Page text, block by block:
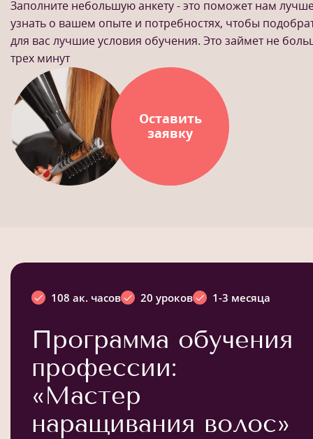
Заполните небольшую анкету - это поможет нам
узнать о вашем опыте и потребностях, чтобы
для вас лучшие условия обучения. Это займет не
трех минут
Оставить
заявку
108 ак. часов 20 уроков 1-3 месяца
Программа обучения
профессии:
«Мастер
наращивания волос»